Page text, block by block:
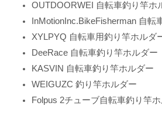
OUTDOORWEI 自転車釣り竿ホ
InMotionInc.BikeFisherman 自転
XYLPYQ 自転車用釣り竿ホルダ
DeeRace 自転車釣り竿ホルダー
KASVIN 自転車釣り竿ホルダー
WEIGUZC 釣り竿ホルダー
Folpus 2チューブ自転車釣り竿